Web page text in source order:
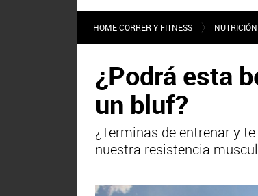
HOME CORRER Y FITNESS NUTRICIÓN
¿Podrá esta
un bluf?
¿Terminas de entrenar y
nuestra resistencia